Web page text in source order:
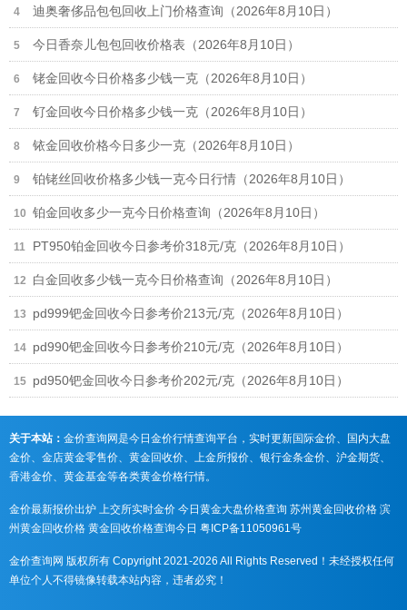
迪奥奢侈品包包回收上门价格查询（2026年8月10日）
今日香奈儿包包回收价格表（2026年8月10日）
铑金回收今日价格多少钱一克（2026年8月10日）
钌金回收今日价格多少钱一克（2026年8月10日）
铱金回收价格今日多少一克（2026年8月10日）
铂铑丝回收价格多少钱一克今日行情（2026年8月10日）
铂金回收多少一克今日价格查询（2026年8月10日）
PT950铂金回收今日参考价318元/克（2026年8月10日）
白金回收多少钱一克今日价格查询（2026年8月10日）
pd999钯金回收今日参考价213元/克（2026年8月10日）
pd990钯金回收今日参考价210元/克（2026年8月10日）
pd950钯金回收今日参考价202元/克（2026年8月10日）
关于本站： 金价查询网是今日金价行情查询平台，实时更新国际金价、国内大盘
金价、金店黄金零售价、黄金回收价、上金所报价、银行金条金价、沪金期货、
香港金价、黄金基金等各类黄金价格行情。
金价最新报价出炉 上交所实时金价 今日黄金大盘价格查询 苏州黄金回收价格 滨
州黄金回收价格 黄金回收价格查询今日 粤ICP备11050961号
金价查询网 版权所有 Copyright 2021-2026 All Rights Reserved！未经授权任何
单位个人不得镜像转载本站内容，违者必究！